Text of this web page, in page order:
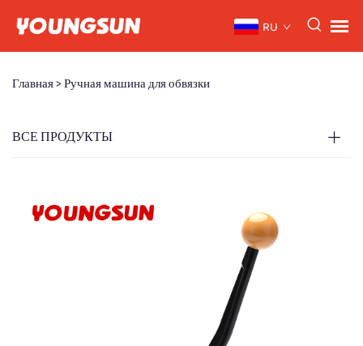
RU
Главная >Ручная машина для обвязки
ВСЕ ПРОДУКТЫ